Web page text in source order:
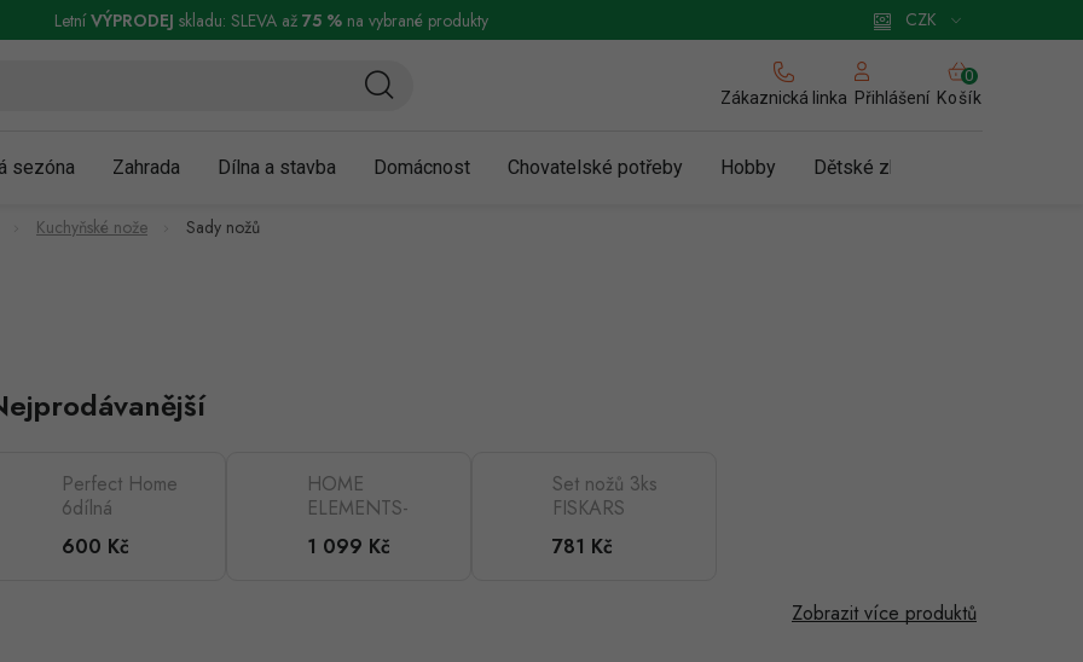
a reklamace Podmínky ochrany osobních údajů Obchodní podmínky pro podnikatele Zásady používání cookies
CZK
LetníVÝPRODEJ skladu: SLEVA až 75 %na vybrané produkty
Zákaznická linka Přihlášení
NÁKUPNÍ
KOŠÍK
Košík
sezóna Zahrada Dílna a stavba Domácnost Chovatelské potřeby Hobby Dětské zboží a hračky
Kuchyňské nože Sady nožů
Perfect Home
6dílná
souprava
kuchyňských
600 Kč
HOME
ELEMENTS-
HR Sada nožů
- 17 ks
1 099 Kč
Set nožů 3ks
FISKARS
ESSENTIAL
startovací
781 Kč
Zobrazit více produktů